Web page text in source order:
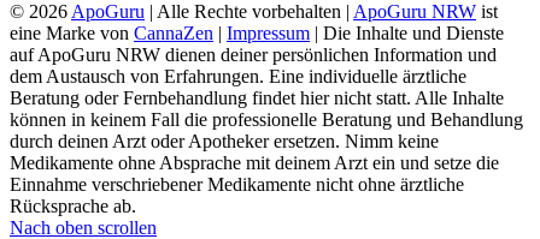
© 2026 ApoGuru | Alle Rechte vorbehalten | ApoGuru NRW ist
eine Marke von CannaZen | Impressum | Die Inhalte und Dienste
auf ApoGuru NRW dienen deiner persönlichen Information und
dem Austausch von Erfahrungen. Eine individuelle ärztliche
Beratung oder Fernbehandlung findet hier nicht statt. Alle Inhalte
können in keinem Fall die professionelle Beratung und Behandlung
durch deinen Arzt oder Apotheker ersetzen. Nimm keine
Medikamente ohne Absprache mit deinem Arzt ein und setze die
Einnahme verschriebener Medikamente nicht ohne ärztliche
Rücksprache ab.
Nach oben scrollen